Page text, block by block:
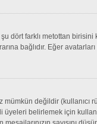
dört farklı metottan
bağlıdır. Eğer
değildir (kullanıcı
üyeleri belirlemek için